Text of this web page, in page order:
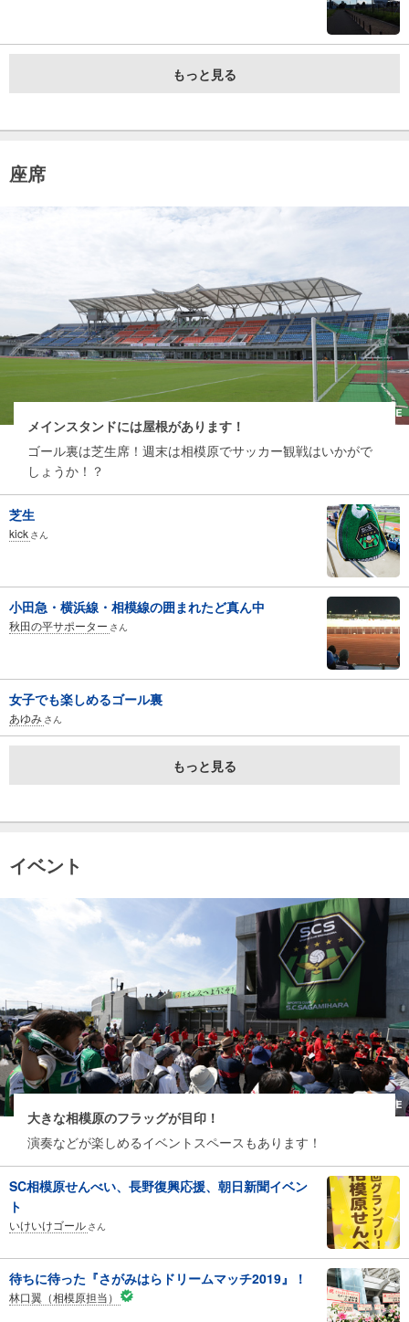
もっと見る
座席
メインスタンドには屋根があります！
ゴール裏は芝生席！週末は相模原でサッカー観戦はいかがで
しょうか！？
芝生
kick さん
小田急・横浜線・相模線の囲まれたど真ん中
秋田の平サポーター さん
女子でも楽しめるゴール裏
あゆみ さん
もっと見る
イベント
大きな相模原のフラッグが目印！
演奏などが楽しめるイベントスペースもあります！
SC相模原せんべい、長野復興応援、朝日新聞イベン
ト
いけいけゴール さん
待ちに待った『さがみはらドリームマッチ2019』！
林口翼（相模原担当）